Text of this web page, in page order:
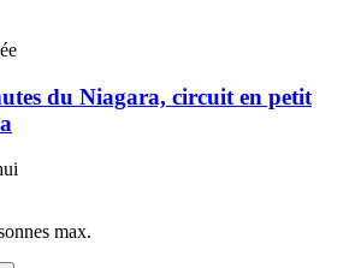
du Niagara, circuit en petit
max.